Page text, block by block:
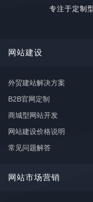
专注于定制
网站建设
外贸建站解决方案
B2B官网定制
商城型网站开发
网站建设价格说明
常见问题解答
网站市场营销